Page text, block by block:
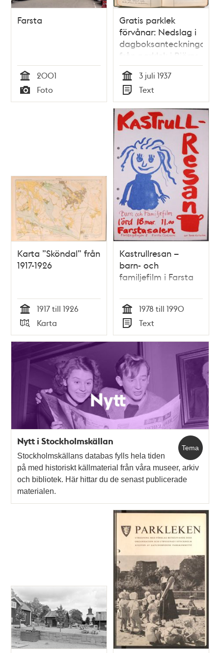
Farsta
Tid
2001
Typ
Foto
Gratis parklek
förvånar: Nedslag i
dagboksanteckningar
från parklek i Björns
trädgård sommaren
1937
Tid
3 juli 1937
Typ
Text
Karta ”Sköndal” från
1917-1926
Tid
1917 till 1926
Typ
Karta
Kastrullresan –
barn- och
familjefilm i Farsta
Tid
1978 till 1990
Typ
Text
Tema
Nytt i Stockholmskällan
Stockholmskällans databas fylls hela tiden
på med historiskt källmaterial från våra museer, arkiv
och bibliotek. Här hittar du de senast publicerade
materialen.